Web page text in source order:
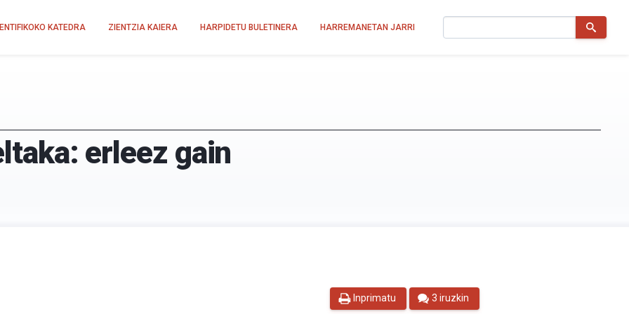
KATEDRA ZIENTZIA KAIERA HARPIDETU BULETINERA HARREMANETAN JARRI
erleez gain
Inprimatu 3 iruzkin